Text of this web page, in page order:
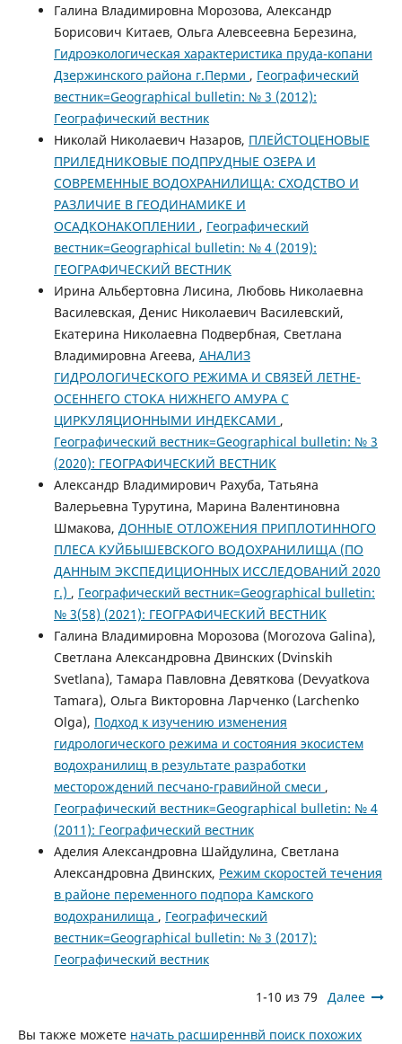
Галина Владимировна Морозова, Александр
Борисович Китаев, Ольга Алевсеевна Березина,
Гидроэкологическая характеристика пруда-копани
Дзержинского района г.Перми , Географический
вестник=Geographical bulletin: № 3 (2012):
Географический вестник
Николай Николаевич Назаров, ПЛЕЙСТОЦЕНОВЫЕ
ПРИЛЕДНИКОВЫЕ ПОДПРУДНЫЕ ОЗЕРА И
СОВРЕМЕННЫЕ ВОДОХРАНИЛИЩА: СХОДСТВО И
РАЗЛИЧИЕ В ГЕОДИНАМИКЕ И
ОСАДКОНАКОПЛЕНИИ , Географический
вестник=Geographical bulletin: № 4 (2019):
ГЕОГРАФИЧЕСКИЙ ВЕСТНИК
Ирина Альбертовна Лисина, Любовь Николаевна
Василевская, Денис Николаевич Василевский,
Екатерина Николаевна Подвербная, Светлана
Владимировна Агеева, АНАЛИЗ
ГИДРОЛОГИЧЕСКОГО РЕЖИМА И СВЯЗЕЙ ЛЕТНЕ-
ОСЕННЕГО СТОКА НИЖНЕГО АМУРА С
ЦИРКУЛЯЦИОННЫМИ ИНДЕКСАМИ ,
Географический вестник=Geographical bulletin: № 3
(2020): ГЕОГРАФИЧЕСКИЙ ВЕСТНИК
Александр Владимирович Рахуба, Татьяна
Валерьевна Турутина, Марина Валентиновна
Шмакова, ДОННЫЕ ОТЛОЖЕНИЯ ПРИПЛОТИННОГО
ПЛЕСА КУЙБЫШЕВСКОГО ВОДОХРАНИЛИЩА (ПО
ДАННЫМ ЭКСПЕДИЦИОННЫХ ИССЛЕДОВАНИЙ 2020
г.) , Географический вестник=Geographical bulletin:
№ 3(58) (2021): ГЕОГРАФИЧЕСКИЙ ВЕСТНИК
Галина Владимировна Морозова (Morozova Galina),
Светлана Александровна Двинских (Dvinskih
Svetlana), Тамара Павловна Девяткова (Devyatkova
Tamara), Ольга Викторовна Ларченко (Larchenko
Olga), Подход к изучению изменения
гидрологического режима и состояния экосистем
водохранилищ в результате разработки
месторождений песчано-гравийной смеси ,
Географический вестник=Geographical bulletin: № 4
(2011): Географический вестник
Аделия Александровна Шайдулина, Светлана
Александровна Двинских, Режим скоростей течения
в районе переменного подпора Камского
водохранилища , Географический
вестник=Geographical bulletin: № 3 (2017):
Географический вестник
1-10 из 79 Далее
Вы также можете начать расширеннвй поиск похожих